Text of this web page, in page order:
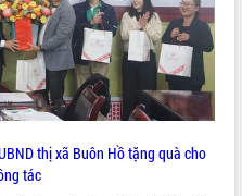
thị xã Buôn Hồ tặng quà cho
tác